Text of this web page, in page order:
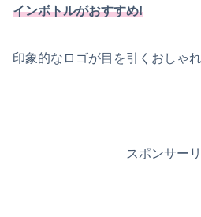
インボトルがおすすめ!
印象的なロゴが目を引くおしゃ
スポンサー